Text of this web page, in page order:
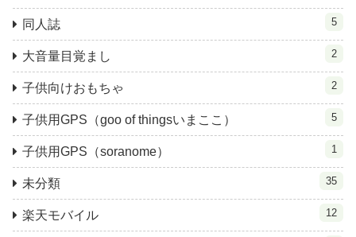
同人誌 5
大音量目覚まし 2
子供向けおもちゃ 2
子供用GPS（goo of thingsいまここ） 5
子供用GPS（soranome） 1
未分類 35
楽天モバイル 12